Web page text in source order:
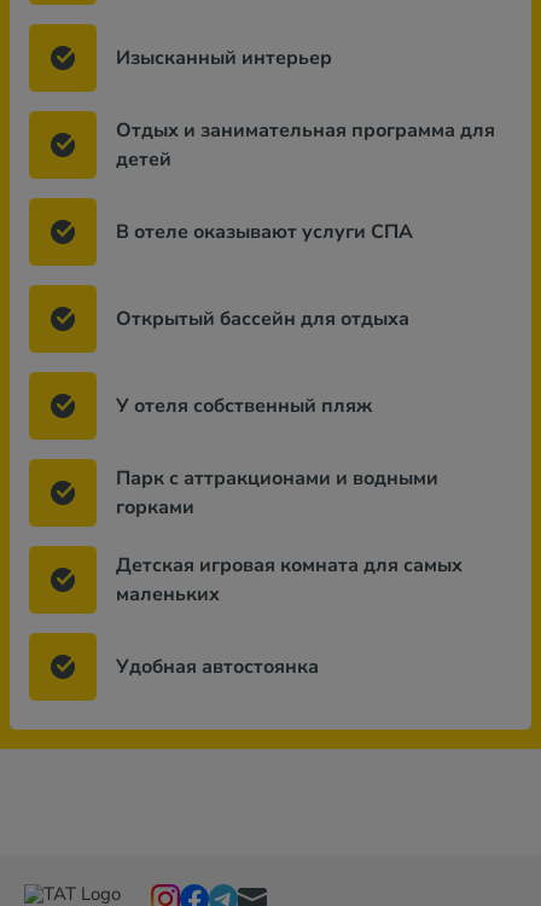
Изысканный интерьер
Отдых и занимательная программа для
детей
В отеле оказывают услуги СПА
Открытый бассейн для отдыха
У отеля собственный пляж
Парк с аттракционами и водными
горками
Детская игровая комната для самых
маленьких
Удобная автостоянка